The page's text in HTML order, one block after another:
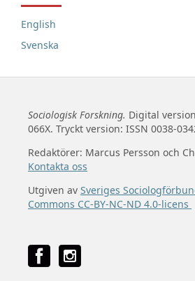
English
Svenska
Sociologisk Forskning. Digital
066X. Tryckt version: ISSN 0038-
Redaktörer: Marcus Persson och
Kontakta oss
Utgiven av Sveriges
Commons CC-BY-NC-ND 4.0-licens